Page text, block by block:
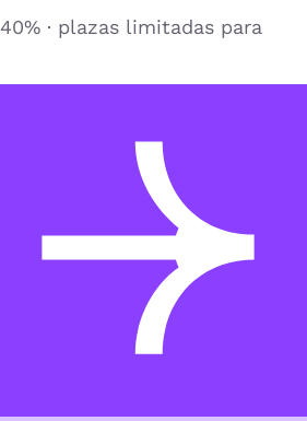
· plazas limitadas para